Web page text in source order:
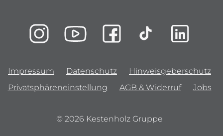
Impressum Datenschutz
Hinweisgeberschutz
Privatsphäreneinstellung
AGB & Widerruf Jobs
© 2026 Kestenholz Gruppe